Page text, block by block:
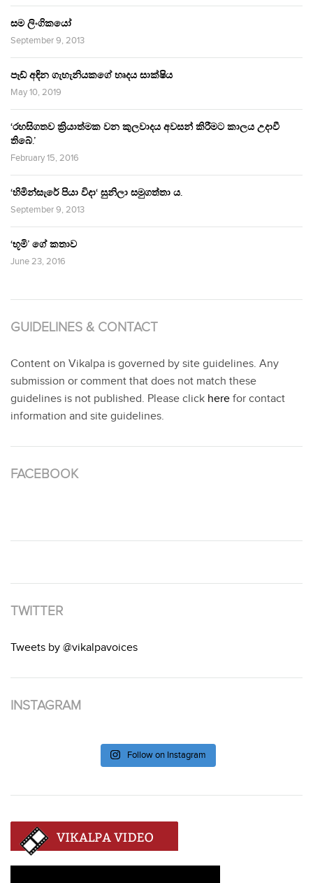
සම ලිංගිකයෝ
September 9, 2013
පෑඩ් අඳින ගැහැනියකගේ හෘදය සාක්ෂිය
May 10, 2019
‘රහසිගතව ක්‍රියාත්මක වන කුලවාදය අවසන් කිරීමට කාලය උදාවී
තිබේ.’
February 15, 2016
‘හිමින්සැරේ පියා විදා‘ සුනිලා සමුගත්තා ය.
September 9, 2013
‘භූමි’ ගේ කතාව
June 23, 2016
GUIDELINES & CONTACT
Content on Vikalpa is governed by site guidelines. Any
submission or comment that does not match these
guidelines is not published. Please click here for contact
information and site guidelines.
FACEBOOK
TWITTER
Tweets by @vikalpavoices
INSTAGRAM
Follow on Instagram